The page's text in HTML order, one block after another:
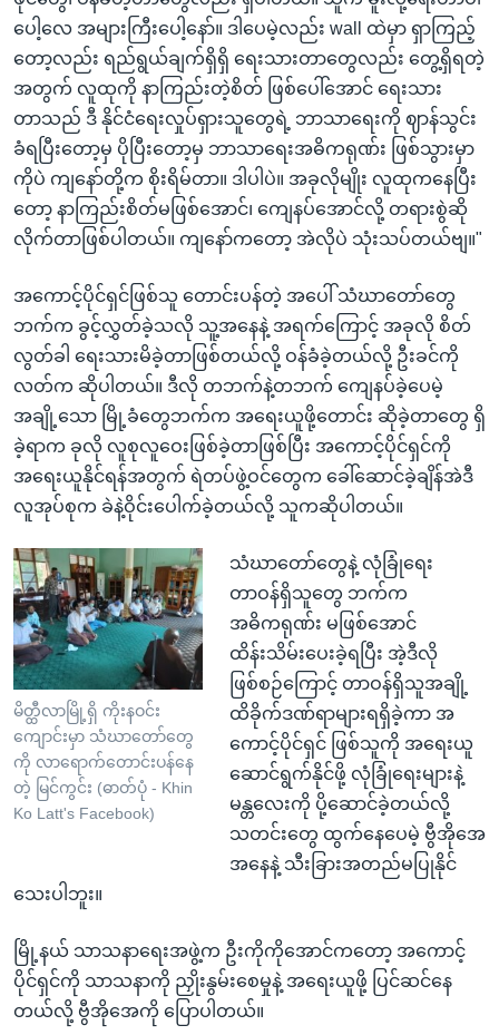
ပေါ့လေ အများကြီးပေါ့နော်။ ဒါပေမဲ့လည်း wall ထဲမှာ ရှာကြည့်
တော့လည်း ရည်ရွယ်ချက်ရှိရှိ ရေးသားတာတွေလည်း တွေ့ရှိရတဲ့
အတွက် လူထုကို နာကြည်းတဲ့စိတ် ဖြစ်ပေါ်အောင် ရေးသား
တာသည် ဒီ နိုင်ငံရေးလှုပ်ရှားသူတွေရဲ့ ဘာသာရေးကို ဈာန်သွင်း
ခံရပြီးတော့မှ ပိုပြီးတော့မှ ဘာသာရေးအဓိကရုဏ်း ဖြစ်သွားမှာ
ကိုပဲ ကျနော်တို့က စိုးရိမ်တာ။ ဒါပါပဲ။ အခုလိုမျိုး လူထုကနေပြီး
တော့ နာကြည်းစိတ်မဖြစ်အောင်၊ ကျေနပ်အောင်လို့ တရားစွဲဆို
လိုက်တာဖြစ်ပါတယ်။ ကျနော်ကတော့ အဲလိုပဲ သုံးသပ်တယ်ဗျ။"
အကောင့်ပိုင်ရှင်ဖြစ်သူ တောင်းပန်တဲ့ အပေါ် သံဃာတော်တွေ
ဘက်က ခွင့်လွှတ်ခဲ့သလို သူ့အနေနဲ့ အရက်ကြောင့် အခုလို စိတ်
လွတ်ခါ ရေးသားမိခဲ့တာဖြစ်တယ်လို့ ဝန်ခံခဲ့တယ်လို့ ဦးခင်ကို
လတ်က ဆိုပါတယ်။ ဒီလို တဘက်နဲ့တဘက် ကျေနပ်ခဲ့ပေမဲ့
အချို့သော မြို့ခံတွေဘက်က အရေးယူဖို့တောင်း ဆိုခဲ့တာတွေ ရှိ
ခဲ့ရာက ခုလို လူစုလူဝေးဖြစ်ခဲ့တာဖြစ်ပြီး အကောင့်ပိုင်ရှင်ကို
အရေးယူနိုင်ရန်အတွက် ရဲတပ်ဖွဲ့ဝင်တွေက ခေါ်ဆောင်ခဲ့ချိန်အဲဒီ
လူအုပ်စုက ခဲနဲ့ဝိုင်းပေါက်ခဲ့တယ်လို့ သူကဆိုပါတယ်။
မိတ္ထီလာမြို့ရှိ ကိုးနဝင်း
ကျောင်းမှာ သံဃာတော်တွေ
ကို လာရောက်တောင်းပန်နေ
တဲ့ မြင်ကွင်း (ဓာတ်ပုံ - Khin
Ko Latt's Facebook)
သံဃာတော်တွေနဲ့ လုံခြုံရေး
တာဝန်ရှိသူတွေ ဘက်က
အဓိကရုဏ်း မဖြစ်အောင်
ထိန်းသိမ်းပေးခဲ့ရပြီး အဲ့ဒီလို
ဖြစ်စဉ်ကြောင့် တာဝန်ရှိသူအချို့
ထိခိုက်ဒဏ်ရာများရရှိခဲ့ကာ အ
ကောင့်ပိုင်ရှင် ဖြစ်သူကို အရေးယူ
ဆောင်ရွက်နိုင်ဖို့ လုံခြုံရေးများနဲ့
မန္တလေးကို ပို့ဆောင်ခဲ့တယ်လို့
သတင်းတွေ ထွက်နေပေမဲ့ ဗွီအိုအေ
အနေနဲ့ သီးခြားအတည်မပြုနိုင်
သေးပါဘူး။
မြို့နယ် သာသနာရေးအဖွဲ့က ဦးကိုကိုအောင်ကတော့ အကောင့်
ပိုင်ရှင်ကို သာသနာကို ညှိုးနွမ်းစေမှုနဲ့ အရေးယူဖို့ ပြင်ဆင်နေ
တယ်လို့ ဗွီအိုအေကို ပြောပါတယ်။